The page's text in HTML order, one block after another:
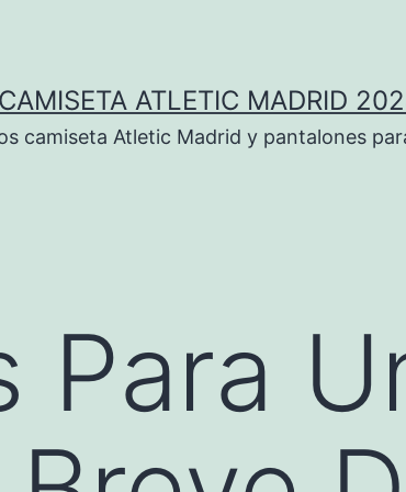
CAMISETA ATLETIC MADRID
camiseta Atletic Madrid y pantalones
Para